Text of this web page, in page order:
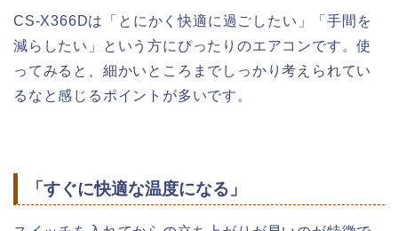
CS-X366Dは「とにかく快適に過ごしたい」「手間を
減らしたい」という方にぴったりのエアコンです。使
ってみると、細かいところまでしっかり考えられてい
るなと感じるポイントが多いです。
「すぐに快適な温度になる」